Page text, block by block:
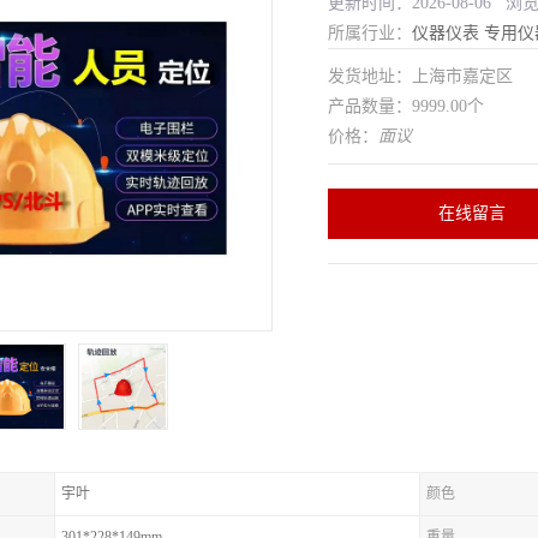
所属行业： 仪器仪表 专用
发货地址：上海市嘉定区
产品数量：9999.00个
价格： 面议
在线留言
宇叶 颜色